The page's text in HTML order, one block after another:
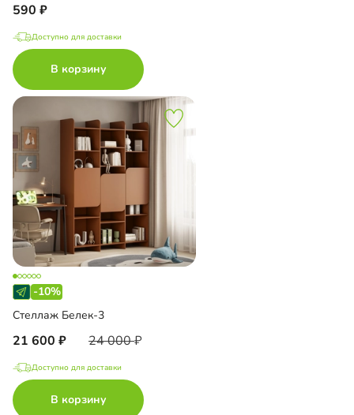
590
Доступно для доставки
В корзину
-10%
Стеллаж Белек-3
21 600 24 000
Доступно для доставки
В корзину